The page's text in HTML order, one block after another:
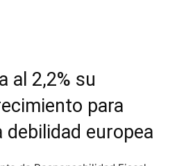
al 2,2% su
para
debilidad europea